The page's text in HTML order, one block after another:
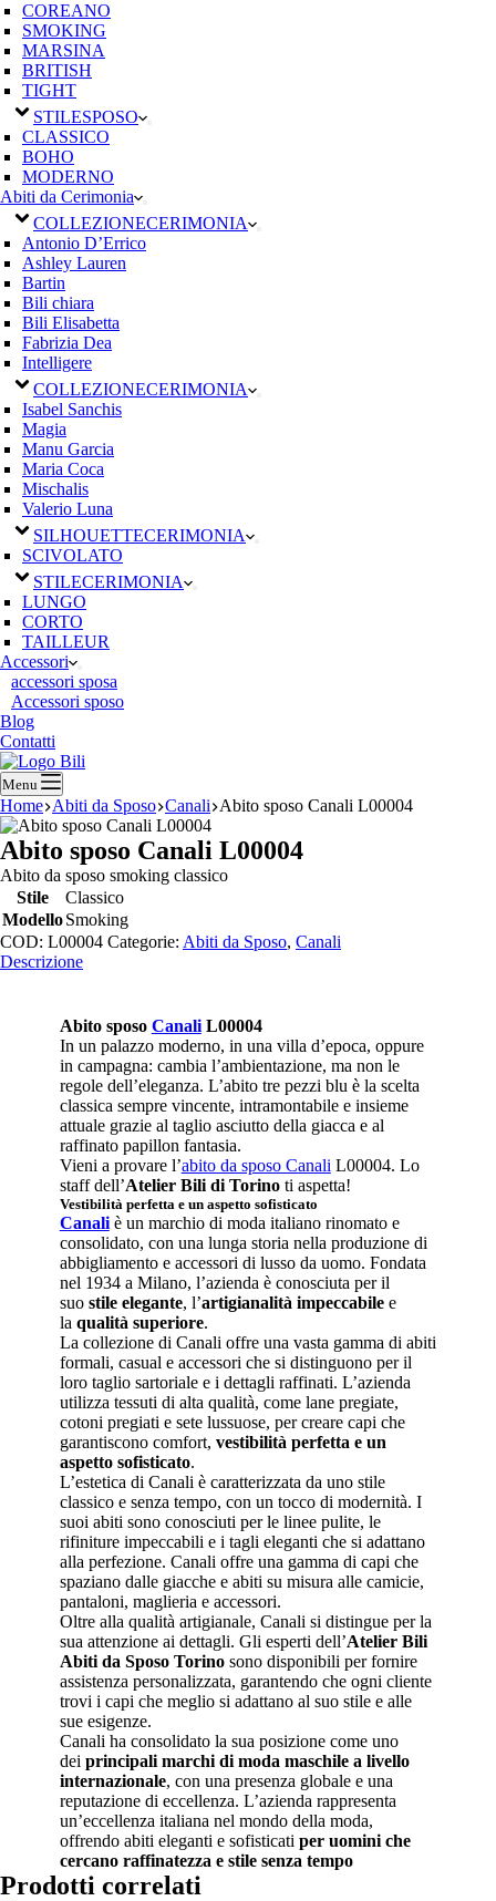
COREANO
SMOKING
MARSINA
BRITISH
TIGHT
STILESPOSO
CLASSICO
BOHO
MODERNO
Abiti da Cerimonia
COLLEZIONECERIMONIA
Antonio D’Errico
Ashley Lauren
Bartin
Bili chiara
Bili Elisabetta
Fabrizia Dea
Intelligere
COLLEZIONECERIMONIA
Isabel Sanchis
Magia
Manu Garcia
Maria Coca
Mischalis
Valerio Luna
SILHOUETTECERIMONIA
SCIVOLATO
STILECERIMONIA
LUNGO
CORTO
TAILLEUR
Accessori
accessori sposa
Accessori sposo
Blog
Contatti
Menu
Home Abiti da Sposo Canali Abito sposo Canali L00004
Abito sposo Canali L00004
Abito da sposo smoking classico
Stile
Classico
ModelloSmoking
COD: L00004 Categorie: Abiti da Sposo, Canali
Descrizione
Abito sposo CanaliL00004
In un palazzo moderno, in una villa d’epoca, oppure
in campagna: cambia l’ambientazione, ma non le
regole dell’eleganza. L’abito tre pezzi blu è la scelta
classica sempre vincente, intramontabile e insieme
attuale grazie al taglio asciutto della giacca e al
raffinato papillon fantasia.
Vieni a provare l’abito da sposo Canali L00004. Lo
staff dell’Atelier Bili di Torinoti aspetta!
Vestibilità perfetta e un aspetto sofisticato
Canaliè un marchio di moda italiano rinomato e
consolidato, con una lunga storia nella produzione di
abbigliamento e accessori di lusso da uomo. Fondata
nel 1934 a Milano, l’azienda è conosciuta per il
suo stile elegante, l’artigianalità impeccabilee
la qualità superiore.
La collezione di Canali offre una vasta gamma di abiti
formali, casual e accessori che si distinguono per il
loro taglio sartoriale e i dettagli raffinati. L’azienda
utilizza tessuti di alta qualità, come lane pregiate,
cotoni pregiati e sete lussuose, per creare capi che
garantiscono comfort, vestibilità perfetta e un
aspetto sofisticato.
L’estetica di Canali è caratterizzata da uno stile
classico e senza tempo, con un tocco di modernità. I
suoi abiti sono conosciuti per le linee pulite, le
rifiniture impeccabili e i tagli eleganti che si adattano
alla perfezione. Canali offre una gamma di capi che
spaziano dalle giacche e abiti su misura alle camicie,
pantaloni, maglieria e accessori.
Oltre alla qualità artigianale, Canali si distingue per la
sua attenzione ai dettagli. Gli esperti dell’Atelier Bili
Abiti da Sposo Torinosono disponibili per fornire
assistenza personalizzata, garantendo che ogni cliente
trovi i capi che meglio si adattano al suo stile e alle
sue esigenze.
Canali ha consolidato la sua posizione come uno
dei principali marchi di moda maschile a livello
internazionale, con una presenza globale e una
reputazione di eccellenza. L’azienda rappresenta
un’eccellenza italiana nel mondo della moda,
offrendo abiti eleganti e sofisticati per uomini che
cercano raffinatezza e stile senza tempo
Prodotti correlati